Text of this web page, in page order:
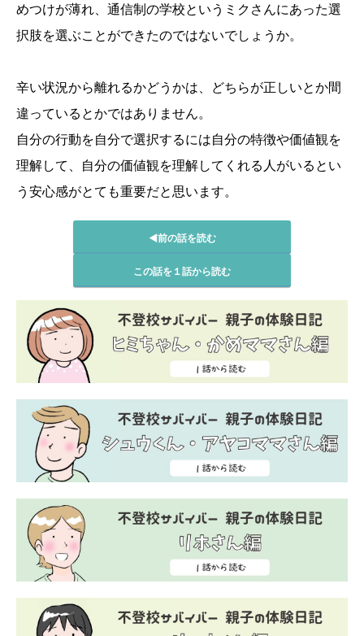
めつけが薄れ、通信制の学校というミクさんにあった選
択肢を選ぶことができたのではないでしょうか。
辛い状況から離れるかどうかは、どちらが正しいとか間
違っているとかではありません。
自分の行動を自分で選択するには自分の特徴や価値観を
理解して、自分の価値観を理解してくれる人がいるとい
う安心感がとても重要だと思います。
◀前の話を読む
この話を１話から読む